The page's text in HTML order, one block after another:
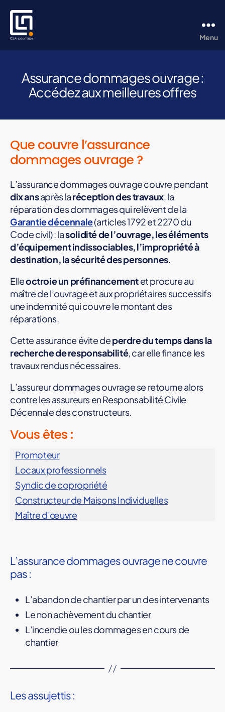
Menu
Assurance dommages ouvrage :
Accédez aux meilleures offres
Que couvre l’assurance
dommages ouvrage ?
L’assurance dommages ouvrage couvre pendant
dix ansaprès laréception des travaux, la
réparation des dommages qui relèvent de la
Garantie décennale(articles 1792 et 2270 du
Code civil) : lasolidité de l’ouvrage, les éléments
d’équipement indissociables, l’impropriété à
destination, la sécurité des personnes.
Elleoctroie un préfinancementet procure au
maître de l’ouvrage et aux propriétaires successifs
une indemnité qui couvre le montant des
réparations.
Cette assurance évite deperdre du temps dans la
recherche de responsabilité, car elle finance les
travaux rendus nécessaires.
L’assureur dommages ouvrage se retourne alors
contre les assureurs en Responsabilité Civile
Décennale des constructeurs.
Vous êtes :
Promoteur
Locaux professionnels
Syndic de copropriété
Constructeur de Maisons Individuelles
Maître d’œuvre
L’assurance dommages ouvrage ne couvre
pas :
L’abandon de chantier par un des intervenants
Le non achèvement du chantier
L’incendie ou les dommages en cours de
chantier
Les assujettis :